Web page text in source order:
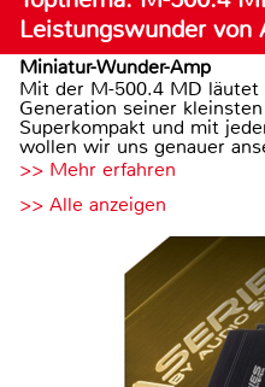
Leistungswunder von
Miniatur-Wunder-Amp
Mit der M-500.4 MD läutet
Generation seiner
Superkompakt und mit
wollen wir uns genauer
>> Mehr erfahren
>> Alle anzeigen